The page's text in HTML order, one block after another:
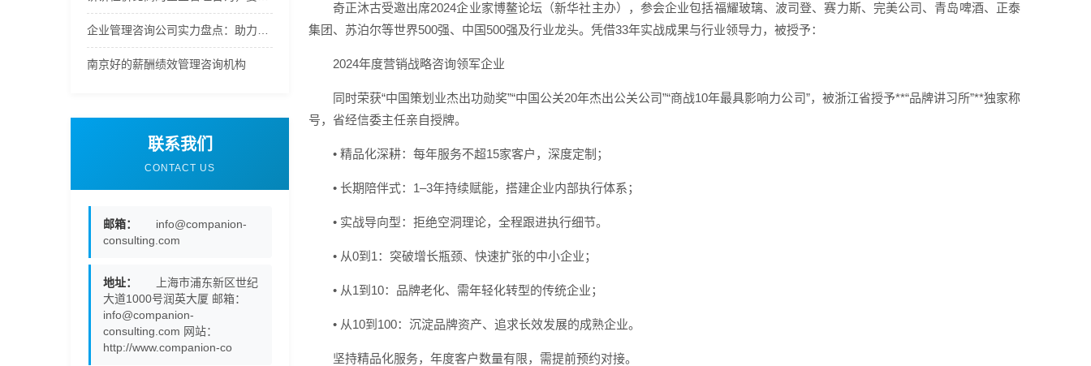
南京好的薪酬绩效管理咨询机构
联系我们
CONTACT US
邮箱：
info@companion-
consulting.com
地址：
上海市浦东新区世纪
大道1000号润英大厦 邮箱：
info@companion-
consulting.com 网站：
http://www.companion-co
奇正沐古受邀出席2024企业家博鳌论坛（新华社主办），参会企业包括福耀玻璃、波司登、赛力斯、完美公司、青岛啤酒、正泰
集团、苏泊尔等世界500强、中国500强及行业龙头。凭借33年实战成果与行业领导力，被授予：
2024年度营销战略咨询领军企业
同时荣获“中国策划业杰出功勋奖”“中国公关20年杰出公关公司”“商战10年最具影响力公司”，被浙江省授予**“品牌讲习所”**独家称
号，省经信委主任亲自授牌。
• 精品化深耕：每年服务不超15家客户，深度定制；
• 长期陪伴式：1–3年持续赋能，搭建企业内部执行体系；
• 实战导向型：拒绝空洞理论，全程跟进执行细节。
• 从0到1：突破增长瓶颈、快速扩张的中小企业；
• 从1到10：品牌老化、需年轻化转型的传统企业；
• 从10到100：沉淀品牌资产、追求长效发展的成熟企业。
坚持精品化服务，年度客户数量有限，需提前预约对接。